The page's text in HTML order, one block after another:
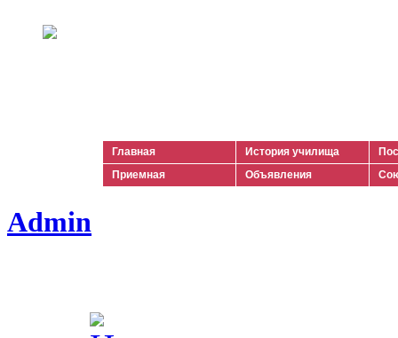
Главная История училища
Приемная
Объявления
Admin